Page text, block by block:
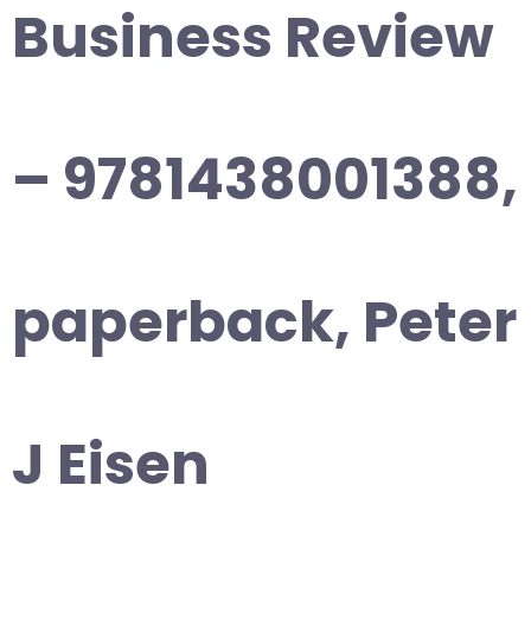
Business Review
– 9781438001388,
paperback, Peter
J Eisen